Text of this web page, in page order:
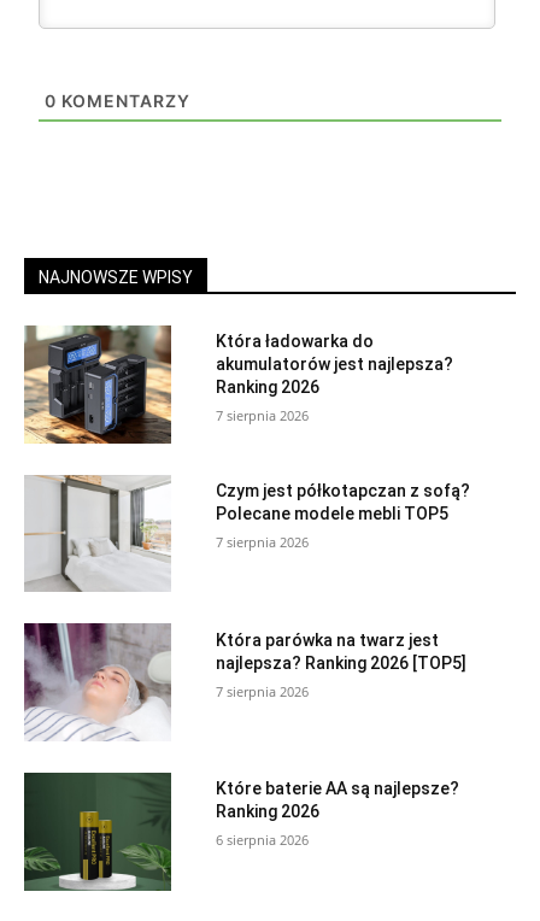
0 KOMENTARZY
NAJNOWSZE WPISY
Która ładowarka do
akumulatorów jest najlepsza?
Ranking 2026
7 sierpnia 2026
Czym jest półkotapczan z sofą?
Polecane modele mebli TOP5
7 sierpnia 2026
Która parówka na twarz jest
najlepsza? Ranking 2026 [TOP5]
7 sierpnia 2026
Które baterie AA są najlepsze?
Ranking 2026
6 sierpnia 2026